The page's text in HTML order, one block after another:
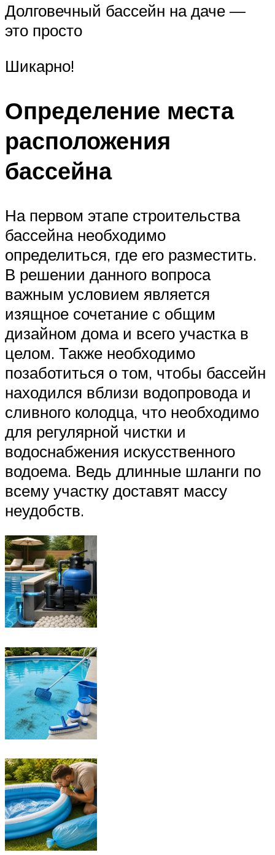
Долговечный бассейн на даче —
это просто
Шикарно!
Определение места
расположения
бассейна
На первом этапе строительства
бассейна необходимо
определиться, где его разместить.
В решении данного вопроса
важным условием является
изящное сочетание с общим
дизайном дома и всего участка в
целом. Также необходимо
позаботиться о том, чтобы бассейн
находился вблизи водопровода и
сливного колодца, что необходимо
для регулярной чистки и
водоснабжения искусственного
водоема. Ведь длинные шланги по
всему участку доставят массу
неудобств.